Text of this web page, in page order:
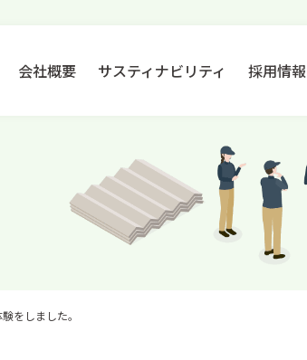
会社概要 サスティナビリティ 採用情報
をしました。